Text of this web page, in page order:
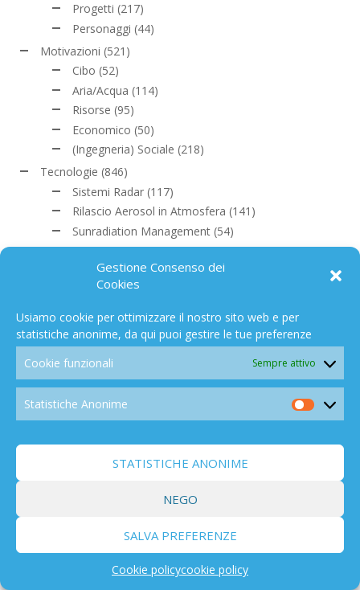
Gestione Consenso dei
Cookies
Usiamo cookie per ottimizzare il nostro sito web e per
statistiche anonime, da qui puoi gestire le tue preferenze
Cookie funzionali
Sempre attivo
Statistiche Anonime
STATISTICHE ANONIME
NEGO
SALVA PREFERENZE
Cookie policycookie policy
Progetti (217)
Personaggi (44)
Motivazioni (521)
Cibo (52)
Aria/Acqua (114)
Risorse (95)
Economico (50)
(Ingegneria) Sociale (218)
Tecnologie (846)
Sistemi Radar (117)
Rilascio Aerosol in Atmosfera (141)
Sunradiation Management (54)
CO2(168)
Nucleare(198)
Spazio(194)
Effetti(838)
Biodiversità(103)
Salute(280)
PER ARGOMENTI